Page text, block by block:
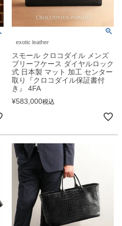
exotic leather
スモール クロコダイル メンズ
ブリーフケース ダイヤルロック
式 日本製 マット 加工 センター
取り『クロコダイル保証書付
き』 4FA
¥583,000税込